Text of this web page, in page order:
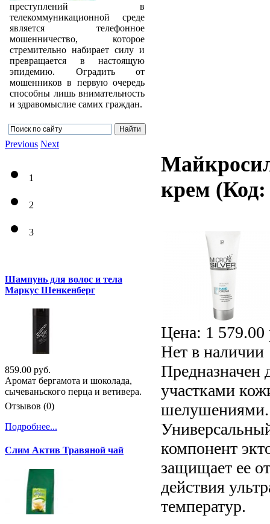
преступлений в
телекоммуникационной среде
является телефонное
мошенничество, которое
стремительно набирает силу и
превращается в настоящую
эпидемию. Оградить от
мошенников в первую очередь
способны лишь внимательность
и здравомыслие самих граждан.
крем
Цена: 1 579.00
Нет в наличии
Предназначен
участками
шелушениями.
компонент
защищает ее
действия
температур.
Previous Next
1
2
3
Шампунь для волос и тела
Маркус Шенкенберг
859.00 руб.
Аромат бергамота и шоколада,
сычеваньского перца и ветивера.
Отзывов (0)
Подробнее...
Слим Актив Травяной чай